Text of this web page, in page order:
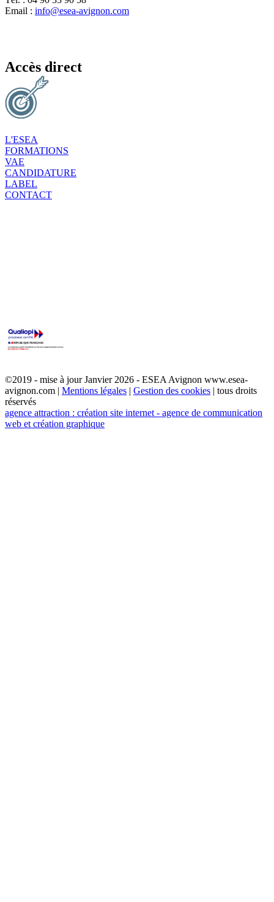
Email : info@esea-avignon.com
Accès direct
L'ESEA
FORMATIONS
VAE
CANDIDATURE
LABEL
CONTACT
©2019 - mise à jour Janvier 2026 - ESEA Avignon www.esea-
avignon.com | Mentions légales | Gestion des cookies | tous droits
réservés
agence attraction : création site internet - agence de communication
web et création graphique